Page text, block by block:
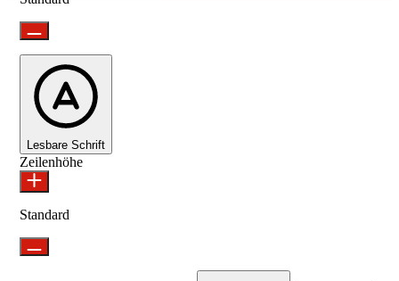
Lesbare Schrift
Zeilenhöhe
Standard